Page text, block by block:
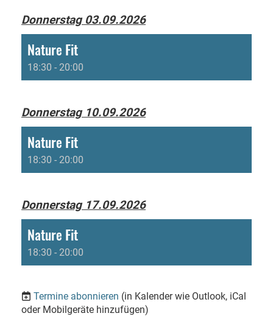
Donnerstag 03.09.2026
Nature Fit
18:30 - 20:00
Donnerstag 10.09.2026
Nature Fit
18:30 - 20:00
Donnerstag 17.09.2026
Nature Fit
18:30 - 20:00
Termine abonnieren (in Kalender wie Outlook, iCal
oder Mobilgeräte hinzufügen)